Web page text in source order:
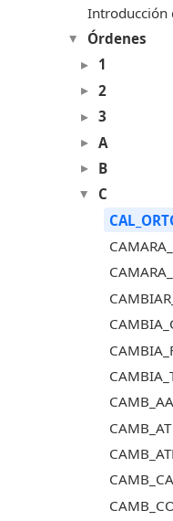
Introducción
Órdenes
1
2
3
A
B
C
CAMB_AA
CAMB_AT